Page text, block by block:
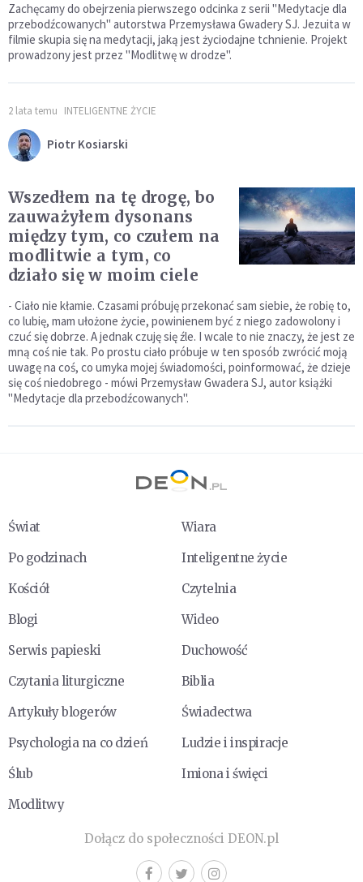
Zachęcamy do obejrzenia pierwszego odcinka z serii "Medytacje dla
przebodźcowanych" autorstwa Przemysława Gwadery SJ. Jezuita w
filmie skupia się na medytacji, jaką jest życiodajne tchnienie. Projekt
prowadzony jest przez "Modlitwę w drodze".
2 lata temu INTELIGENTNE ŻYCIE
Piotr Kosiarski
Wszedłem na tę drogę, bo
zauważyłem dysonans
między tym, co czułem na
modlitwie a tym, co
działo się w moim ciele
- Ciało nie kłamie. Czasami próbuję przekonać sam siebie, że robię to,
co lubię, mam ułożone życie, powinienem być z niego zadowolony i
czuć się dobrze. A jednak czuję się źle. I wcale to nie znaczy, że jest ze
mną coś nie tak. Po prostu ciało próbuje w ten sposób zwrócić moją
uwagę na coś, co umyka mojej świadomości, poinformować, że dzieje
się coś niedobrego - mówi Przemysław Gwadera SJ, autor książki
"Medytacje dla przebodźcowanych".
Świat
Wiara
Po godzinach
Inteligentne życie
Kościół
Czytelnia
Blogi
Wideo
Serwis papieski
Duchowość
Czytania liturgiczne
Biblia
Artykuły blogerów
Świadectwa
Psychologia na co dzień
Ludzie i inspiracje
Ślub
Imiona i święci
Modlitwy
Dołącz do społeczności DEON.pl